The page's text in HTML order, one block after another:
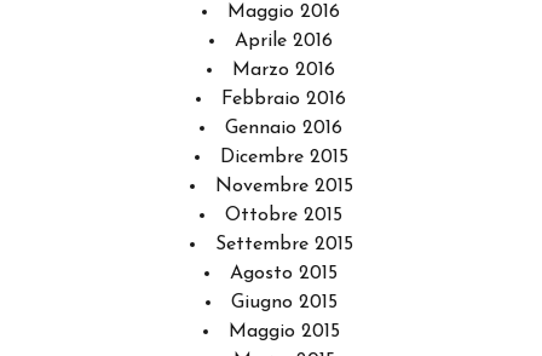
Maggio 2016
Aprile 2016
Marzo 2016
Febbraio 2016
Gennaio 2016
Dicembre 2015
Novembre 2015
Ottobre 2015
Settembre 2015
Agosto 2015
Giugno 2015
Maggio 2015